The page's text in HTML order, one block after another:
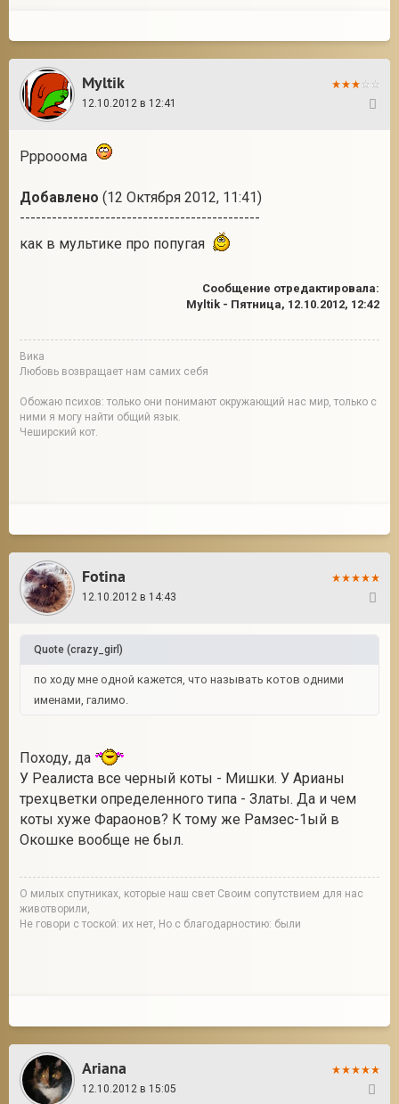
Myltik
12.10.2012 в 12:41
Рррооома
Добавлено (12 Октября 2012, 11:41)
---------------------------------------------
как в мультике про попугая
Сообщение отредактировала:
Myltik - Пятница, 12.10.2012, 12:42
Вика
Любовь возвращает нам самих себя
Обожаю психов: только они понимают окружающий нас мир, только с
ними я могу найти общий язык.
Чеширский кот.
Fotina
12.10.2012 в 14:43
Quote (crazy_girl )
по ходу мне одной кажется, что называть котов одними
именами, галимо.
Походу, да
У Реалиста все черный коты - Мишки. У Арианы
трехцветки определенного типа - Златы. Да и чем
коты хуже Фараонов? К тому же Рамзес-1ый в
Окошке вообще не был.
О милых спутниках, которые наш свет Своим сопутствием для нас
животворили,
Не говори с тоской: их нет, Но с благодарностию: были
Ariana
12.10.2012 в 15:05